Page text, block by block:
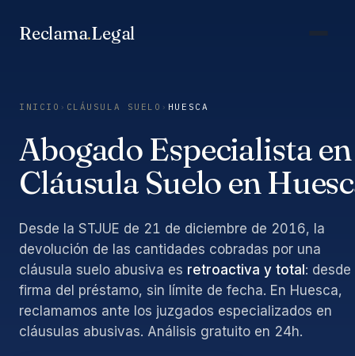
Reclama.Legal
INICIO › CLÁUSULA SUELO › HUESCA
Abogado Especialista en
Cláusula Suelo en
Desde la STJUE de 21 de diciembre de 2016, la
devolución de las cantidades cobradas por una
cláusula suelo abusiva es retroactiva y total : desde
firma del préstamo, sin límite de fecha. En Huesca,
reclamamos ante los juzgados especializados en
cláusulas abusivas. Análisis gratuito en 24h.